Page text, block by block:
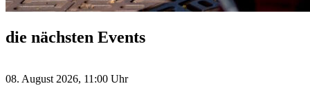
die nächsten Events
08. August 2026, 11:00 Uhr